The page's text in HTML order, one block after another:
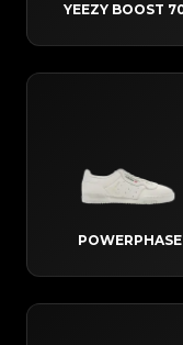
YEEZY BOOST
POWERPHASE